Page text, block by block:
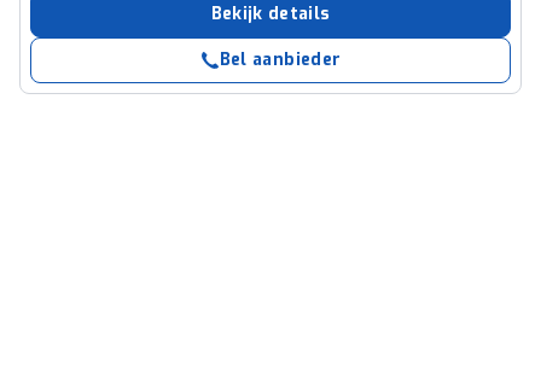
Bekijk details
Bel aanbieder